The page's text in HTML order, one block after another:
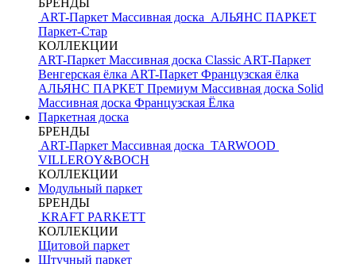
БРЕНДЫ
ART-Паркет Массивная доска АЛЬЯНС ПАРКЕТ
Паркет-Стар
КОЛЛЕКЦИИ
ART-Паркет Массивная доска Classic ART-Паркет
Венгерская ёлка ART-Паркет Французская ёлка
АЛЬЯНС ПАРКЕТ Премиум Массивная доска Solid
Массивная доска Французская Ёлка
Паркетная доска
БРЕНДЫ
ART-Паркет Массивная доска TARWOOD
VILLEROY&BOCH
КОЛЛЕКЦИИ
Модульный паркет
БРЕНДЫ
KRAFT PARKETT
КОЛЛЕКЦИИ
Щитовой паркет
Штучный паркет